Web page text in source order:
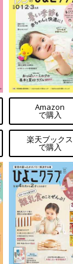
Amazon
で購入
楽天ブックス
で購入